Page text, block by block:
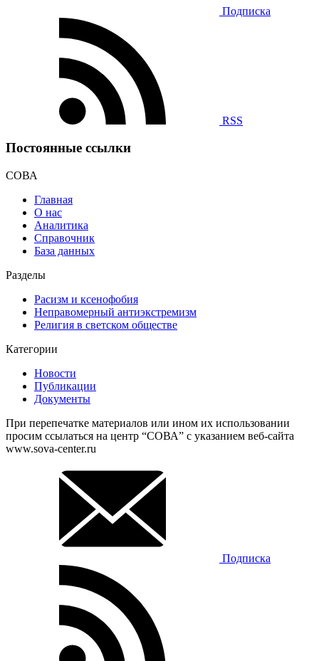
Подписка
RSS
Постоянные ссылки
СОВА
Главная
О нас
Аналитика
Справочник
База данных
Разделы
Расизм и ксенофобия
Неправомерный антиэкстремизм
Религия в светском обществе
Категории
Новости
Публикации
Документы
При перепечатке материалов или ином их использовании
просим ссылаться на центр “СОВА” с указанием веб-сайта
www.sova-center.ru
Подписка